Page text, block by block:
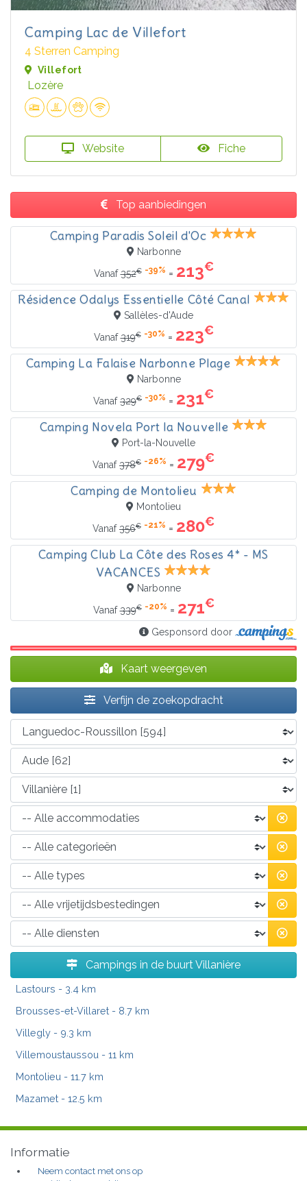
Camping Lac de Villefort
4 Sterren Camping
Villefort
Lozère
Website Fiche
Top aanbiedingen
Camping Paradis Soleil d'Oc
Narbonne
Vanaf352€ -39% = 213€
Résidence Odalys Essentielle Côté Canal
Sallèles-d'Aude
Vanaf319€ -30% = 223€
Camping La Falaise Narbonne Plage
Narbonne
Vanaf329€ -30% = 231€
Camping Novela Port la Nouvelle
Port-la-Nouvelle
Vanaf378€ -26% = 279€
Camping de Montolieu
Montolieu
Vanaf356€ -21% = 280€
Camping Club La Côte des Roses 4* - MS
VACANCES
Narbonne
Vanaf339€ -20% = 271€
Gesponsord door
Kaart weergeven
Verfijn de zoekopdracht
Campings in de buurt Villanière
Lastours - 3.4 km
Brousses-et-Villaret - 8.7 km
Villegly - 9.3 km
Villemoustaussou - 11 km
Montolieu - 11.7 km
Mazamet - 12.5 km
Informatie
Neem contact met ons op